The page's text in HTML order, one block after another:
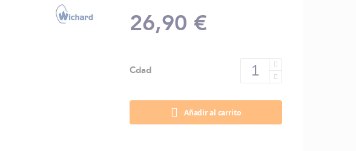
26,90 €
Cdad
Añadir al carrito